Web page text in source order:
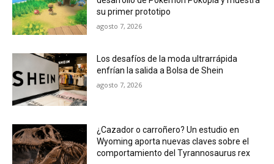
su primer prototipo
agosto 7, 2026
Los desafíos de la moda ultrarrápida
enfrían la salida a Bolsa de Shein
agosto 7, 2026
¿Cazador o carroñero? Un estudio en
Wyoming aporta nuevas claves sobre el
comportamiento del Tyrannosaurus rex